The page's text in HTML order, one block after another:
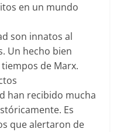
en un mundo
son innatos al
Un hecho bien
de Marx.
han recibido mucha
Es
que alertaron de